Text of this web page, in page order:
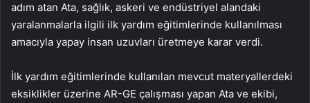
adım atan Ata, sağlık, askeri ve endüstriyel alandaki
yaralanmalarla ilgili ilk yardım eğitimlerinde kullanılması
amacıyla yapay insan uzuvları üretmeye karar verdi.
İlk yardım eğitimlerinde kullanılan mevcut materyallerdeki
eksiklikler üzerine AR-GE çalışması yapan Ata ve ekibi,